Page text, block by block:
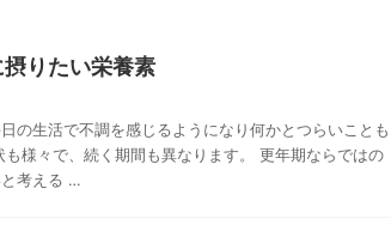
摂りたい栄養素
の生活で不調を感じるようになり何かとつらいことも
様々で、続く期間も異なります。 更年期ならではの
考える …